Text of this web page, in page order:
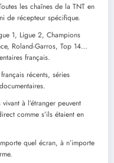
les chaînes de la TNT en
de récepteur spécifique.
1, Ligue 2, Champions
Roland-Garros, Top 14…
français.
récents, séries
à l’étranger peuvent
comme s’ils étaient en
quel écran, à n’importe